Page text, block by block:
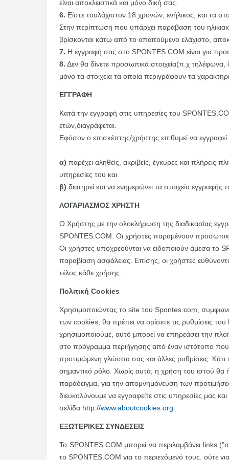
είναι αποκλειστικά και μόνο δική σας.
6. Είστε τουλάχιστον 18 χρονών, ενήλικος, και τα
Στην περίπτωση που υπάρχει παράβαση του
βρίσκονται κάτω από το απαιτούμενο ελάχιστο,
7. Η εγγραφή σας στο SPONTES.COM είναι για
8. Δεν θα δίνετε προσωπικά στοιχεία(π.χ
μόνο τα στοιχεία τα οποία περιγράφουν τα
ΕΓΓΡΑΦΗ
Κατά την εγγραφή στις υπηρεσίες του
ετών,διαγράφεται.
Εφόσον ο επισκέπτης/χρήστης επιθυμεί να
α) παρέχει αληθείς, ακριβείς, έγκυρες και πλήρεις
υπηρεσίες του και
β) διατηρεί και να ενημερώνει τα στοιχεία
ΛΟΓΑΡΙΑΣΜΟΣ ΧΡΗΣΤΗ
Ο Χρήστης με την ολοκλήρωση της διαδικασίας
SPONTES.COM. Οι χρήστες παραμένουν
Οι χρήστες υποχρεούνται να ειδοποιούν άμεσα το
παραβίαση ασφάλειας. Επίσης, οι χρήστες
τέλος κάθε χρήσης.
Πολιτική Cookies
Χρησιμοποιώντας το site του Spontes.com,
των cookies, θα πρέπει να ορίσετε τις ρυθμίσεις
χρησιμοποιούμε, αυτό μπορεί να επηρεάσει την
στο πρόγραμμα περιήγησης από έναν ιστότοπο που
προτιμώμενη γλώσσα σας και άλλες ρυθμίσεις. Κάτι
σημαντικό ρόλο. Χωρίς αυτά, η χρήση του ιστού
παράδειγμα, για την απομνημόνευση των
διευκολύνουμε να εγγραφείτε στις υπηρεσίες μας
σελίδα http://www.aboutcookies.org.
ΕΞΩΤΕΡΙΚΕΣ ΣΥΝΔΕΣΕΙΣ
Το SPONTES.COM μπορεί να περιλαμβάνει links
το SPONTES.COM για το περιεχόμενό τους, ούτε